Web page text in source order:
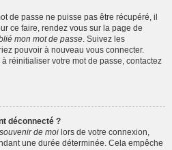
de passe ne puisse pas être récupéré, il
ce faire, rendez vous sur la page de
mon mot de passe . Suivez les
pouvoir à nouveau vous connecter.
réinitialiser votre mot de passe, contactez
déconnecté ?
de moi lors de votre connexion,
une durée déterminée. Cela empêche